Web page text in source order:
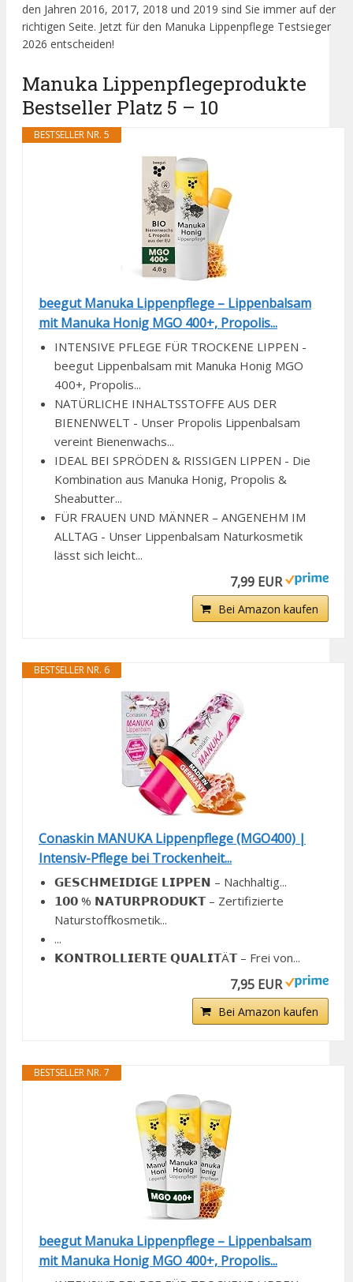
den Jahren 2016, 2017, 2018 und 2019 sind Sie immer auf der
richtigen Seite. Jetzt für den Manuka Lippenpflege Testsieger
2026 entscheiden!
Manuka Lippenpflegeprodukte
Bestseller Platz 5 – 10
BESTSELLER NR. 5
beegut Manuka Lippenpflege – Lippenbalsam
mit Manuka Honig MGO 400+, Propolis...
INTENSIVE PFLEGE FÜR TROCKENE LIPPEN -
beegut Lippenbalsam mit Manuka Honig MGO
400+, Propolis...
NATÜRLICHE INHALTSSTOFFE AUS DER
BIENENWELT - Unser Propolis Lippenbalsam
vereint Bienenwachs...
IDEAL BEI SPRÖDEN & RISSIGEN LIPPEN - Die
Kombination aus Manuka Honig, Propolis &
Sheabutter...
FÜR FRAUEN UND MÄNNER – ANGENEHM IM
ALLTAG - Unser Lippenbalsam Naturkosmetik
lässt sich leicht...
7,99 EUR
Bei Amazon kaufen
BESTSELLER NR. 6
Conaskin MANUKA Lippenpflege (MGO400) |
Intensiv-Pflege bei Trockenheit...
𝗚𝗘𝗦𝗖𝗛𝗠𝗘𝗜𝗗𝗜𝗚𝗘 𝗟𝗜𝗣𝗣𝗘𝗡 – Nachhaltig...
𝟭𝟬𝟬 % 𝗡𝗔𝗧𝗨𝗥𝗣𝗥𝗢𝗗𝗨𝗞𝗧 – Zertifizierte
Naturstoffkosmetik...
...
𝗞𝗢𝗡𝗧𝗥𝗢𝗟𝗟𝗜𝗘𝗥𝗧𝗘 𝗤𝗨𝗔𝗟𝗜𝗧Ä𝗧 – Frei von...
7,95 EUR
Bei Amazon kaufen
BESTSELLER NR. 7
beegut Manuka Lippenpflege – Lippenbalsam
mit Manuka Honig MGO 400+, Propolis...